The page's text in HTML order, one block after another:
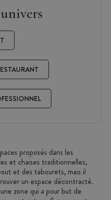
proposés dans les
et chaises traditionnelles,
et des tabourets, mais il
un espace décontracté.
zone qui a pour but de